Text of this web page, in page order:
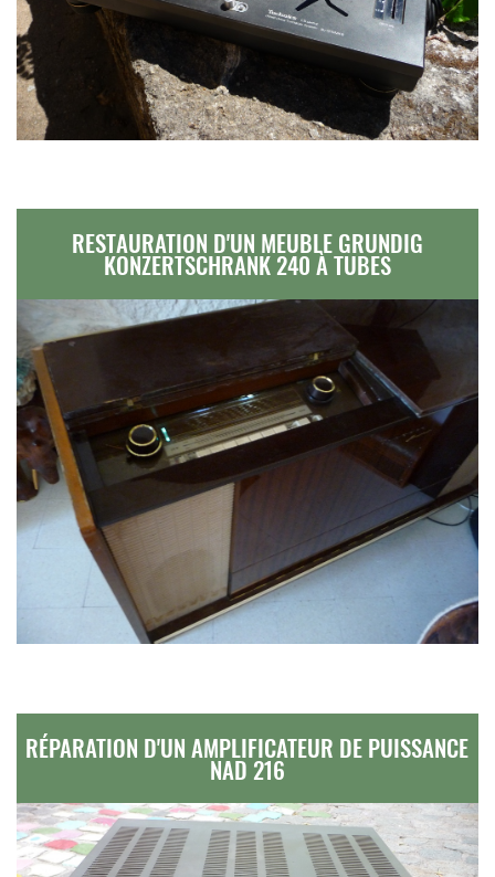
RESTAURATION D'UN MEUBLE GRUNDIG
KONZERTSCHRANK 240 À TUBES
RÉPARATION D'UN AMPLIFICATEUR DE PUISSANCE
NAD 216